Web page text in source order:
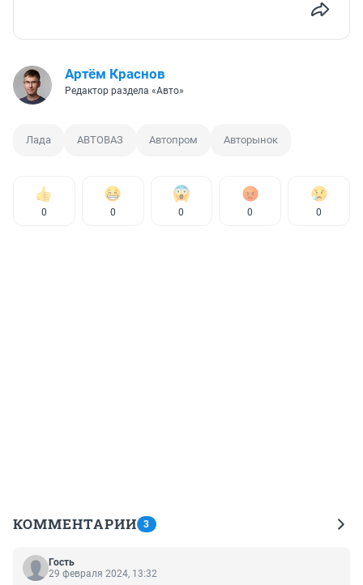
Артём Краснов
Редактор раздела «Авто»
Лада АВТОВАЗ Автопром Авторынок
0 0 0 0 0
КОММЕНТАРИИ 3
Гость
29 февраля 2024, 13:32